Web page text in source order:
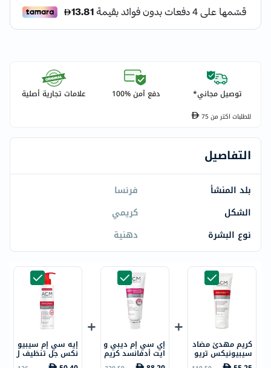
توصيل مجاني* دفع آمن %100 علامات تجارية أصلية
للطلبات اكتر من75
التفاصيل
بلد المنشأ
فرنسا
الشكل
كريمي
نوع البشرة
دهنية
كريم مهدئ مضاد
سيبيونيكس تريو
للشوائب إيه سي
إي سي إم ديبي و
ايت أدفانسد كريم
للبقع البنية 40 م
إيه سي إم سيبيو
نكس جل تنظيف ل
لبشرة الدهنية وال